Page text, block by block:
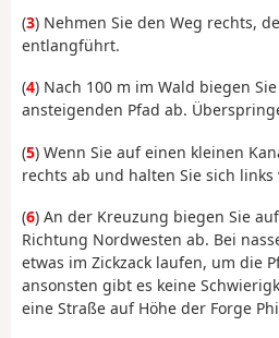
(3) Nehmen Sie den Weg rechts,
entlangführt.
(4) Nach 100 m im Wald biegen
ansteigenden Pfad ab.
(5) Wenn Sie auf einen kleinen
rechts ab und halten Sie sich links
(6) An der Kreuzung biegen Sie
Richtung Nordwesten ab. Bei
etwas im Zickzack laufen, um die
ansonsten gibt es keine
eine Straße auf Höhe der Forge